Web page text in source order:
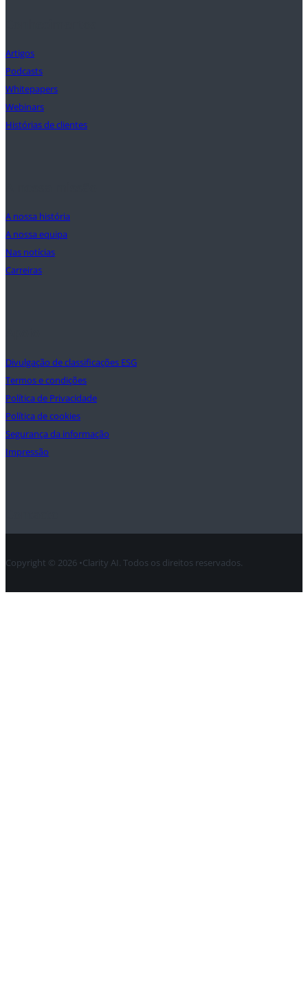
Artigos
Podcasts
Whitepapers
Webinars
Histórias de clientes
A nossa história
A nossa equipa
Nas notícias
Carreiras
Divulgação de classificações ESG
Termos e condições
Política de Privacidade
Política de cookies
Segurança da informação
Impressão
Copyright © 2026 •Clarity AI. Todos os direitos reservados.